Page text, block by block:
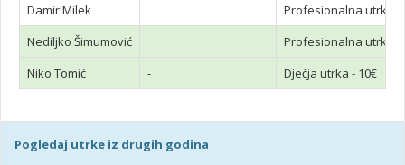
Damir Milek
Profesionalna utrka
Nediljko Šimumović
Profesionalna utrka
Niko Tomić
- Dječja utrka - 10€
Pogledaj utrke iz drugih godina